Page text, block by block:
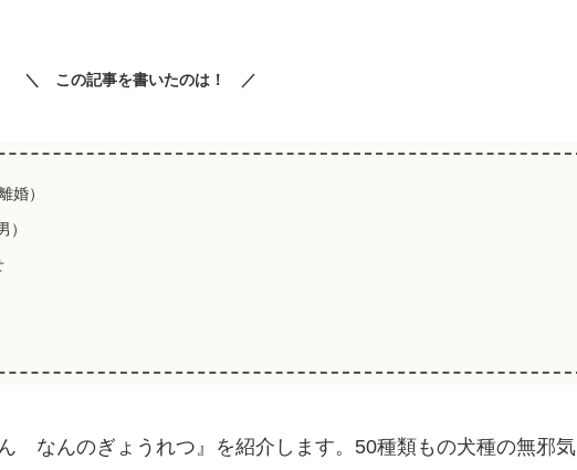
＼ この記事を書いたのは！ ／
婚）
）
なんのぎょうれつ』を紹介します。50種類もの犬種の無邪気